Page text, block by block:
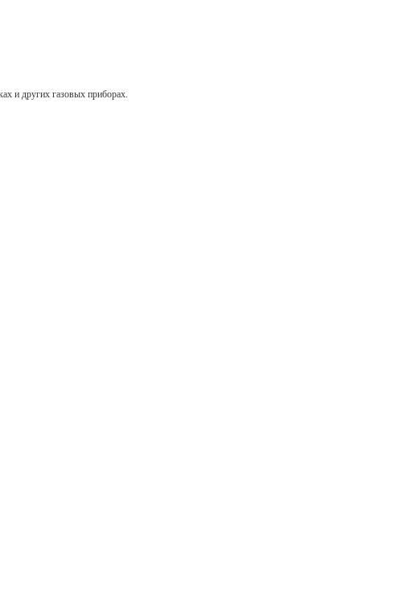
и других газовых приборах.